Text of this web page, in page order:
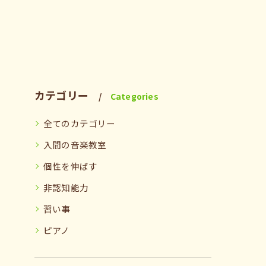
カテゴリー Categories
全てのカテゴリー
入間の音楽教室
個性を伸ばす
非認知能力
習い事
ピアノ